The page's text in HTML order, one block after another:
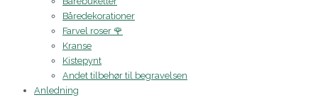
Båredekorationer
Farvel roser 🌹
Kranse
Kistepynt
Andet tilbehør til begravelsen
Anledning